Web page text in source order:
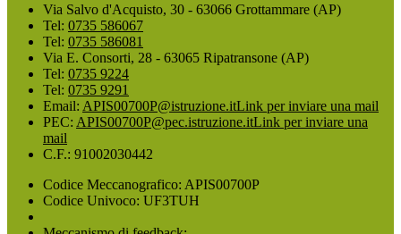
Via Salvo d'Acquisto, 30 - 63066 Grottammare (AP)
Tel: 0735 586067
Tel: 0735 586081
Via E. Consorti, 28 - 63065 Ripatransone (AP)
Tel: 0735 9224
Tel: 0735 9291
Email: APIS00700P@istruzione.itLink per inviare una mail
PEC: APIS00700P@pec.istruzione.itLink per inviare una
mail
C.F.: 91002030442
Codice Meccanografico: APIS00700P
Codice Univoco: UF3TUH